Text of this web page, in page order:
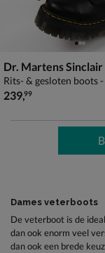
Dr. Martens Sinclair
Rits- & gesloten boots
€ 239,99
239,99
Dames veterboots
De veterboot is de
dan ook enorm veel
dan ook een brede